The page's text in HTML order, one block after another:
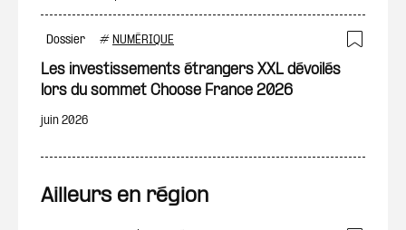
Dossier # NUMÉRIQUE
Les investissements étrangers XXL dévoilés
lors du sommet Choose France 2026
juin 2026
Ailleurs en région